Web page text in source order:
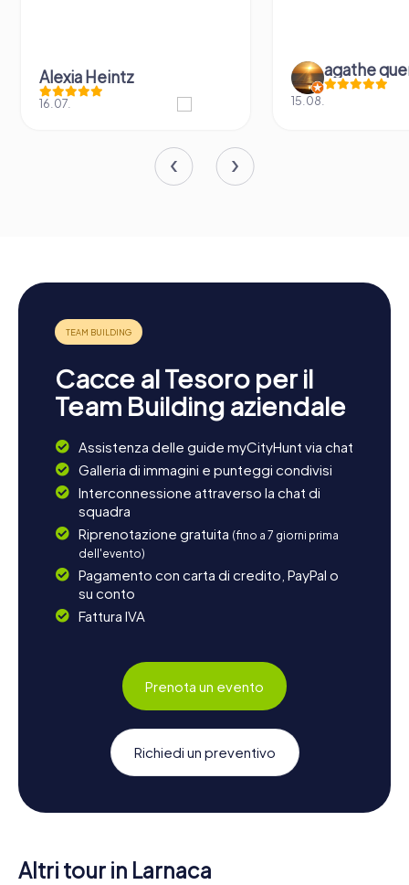
Alexia Heintz
16.07.
agathe
15.08.
Cacce al Tesoro per il
Team Building aziendale
Assistenza delle guide myCityHunt via chat
Galleria di immagini e punteggi condivisi
Interconnessione attraverso la chat di
squadra
Riprenotazione gratuita (fino a 7 giorni prima
dell'evento)
Pagamento con carta di credito, PayPal o
su conto
Fattura IVA
Prenota un evento
Richiedi un preventivo
Altri tour in Larnaca